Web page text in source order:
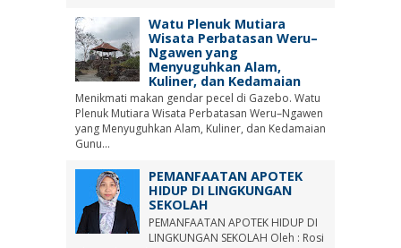
Watu Plenuk Mutiara
Wisata Perbatasan Weru–
Ngawen yang
Menyuguhkan Alam,
Kuliner, dan Kedamaian
Menikmati makan gendar pecel di Gazebo. Watu
Plenuk Mutiara Wisata Perbatasan Weru–Ngawen
yang Menyuguhkan Alam, Kuliner, dan Kedamaian
Gunu...
PEMANFAATAN APOTEK
HIDUP DI LINGKUNGAN
SEKOLAH
PEMANFAATAN APOTEK HIDUP DI
LINGKUNGAN SEKOLAH Oleh : Rosi